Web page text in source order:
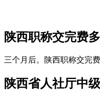
陕西职称交完费
三个月后。陕西职称交完
陕西省人社厅中